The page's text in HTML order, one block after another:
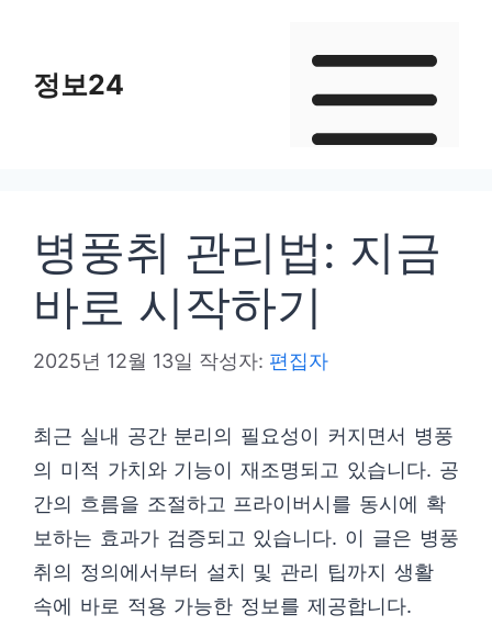
정보24
병풍취 관리법: 지금
바로 시작하기
2025년 12월 13일 작성자: 편집자
최근 실내 공간 분리의 필요성이 커지면서 병풍
의 미적 가치와 기능이 재조명되고 있습니다. 공
간의 흐름을 조절하고 프라이버시를 동시에 확
보하는 효과가 검증되고 있습니다. 이 글은 병풍
취의 정의에서부터 설치 및 관리 팁까지 생활
속에 바로 적용 가능한 정보를 제공합니다.